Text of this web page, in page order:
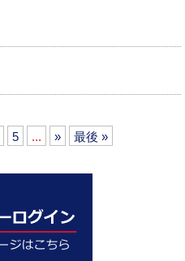
5 ... » 最後 »